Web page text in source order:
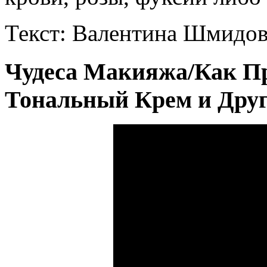
Текст: Валентина
Чудеса Макияжа/Как
Тональный Крем и